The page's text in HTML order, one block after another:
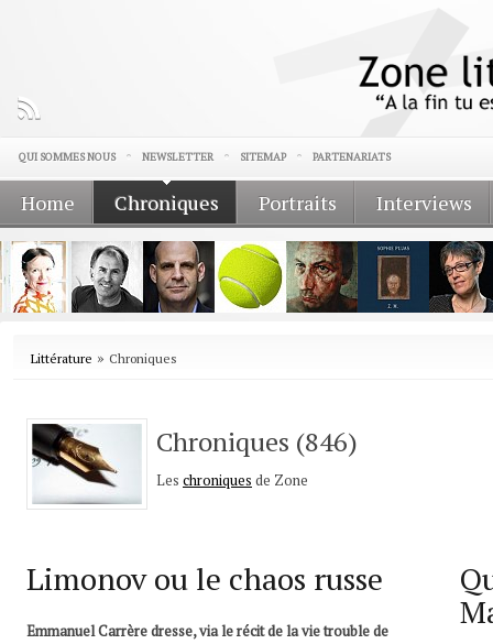
QUI SOMMES NOUS NEWSLETTER SITEMAP PARTENARIATS
Home Chroniques Portraits Interviews
Littérature » Chroniques
Chroniques (846)
Les chroniques de Zone
Limonov ou le chaos russe
Emmanuel Carrère dresse, via le récit de la vie trouble de